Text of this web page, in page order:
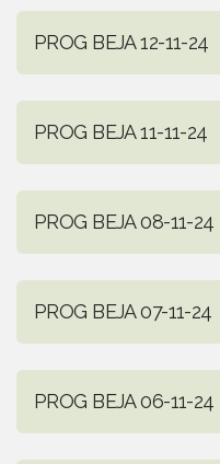
PROG BEJA 12-11-24
PROG BEJA 11-11-24
PROG BEJA 08-11-24
PROG BEJA 07-11-24
PROG BEJA 06-11-24